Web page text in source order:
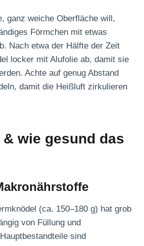
ganz weiche Oberfläche will,
Förmchen mit etwas
Nach etwa der Hälfte der Zeit
locker mit Alufolie ab, damit sie
Achte auf genug Abstand
damit die Heißluft zirkulieren
wie gesund das
(ca. 150–180 g) hat grob
von Füllung und
sind